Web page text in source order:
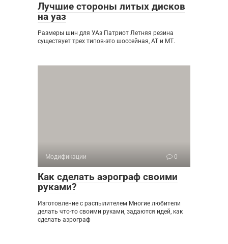
Лучшие стороны литых дисков
на уаз
Размеры шин для УАз Патриот Летняя резина
существует трех типов-это шоссейная, АТ и МТ.
Модификации 0
Как сделать аэрограф своими
руками?
Изготовление с распылителем Многие любители
делать что-то своими руками, задаются идей, как
сделать аэрограф